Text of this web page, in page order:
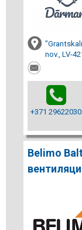
nov., LV-
+371 29622030
Belimo